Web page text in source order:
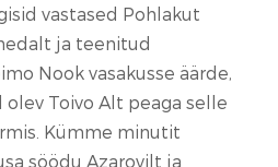
vastased Pohlakut
ja teenitud
Nook vasakusse äärde,
Toivo Alt peaga selle
Kümme minutit
söödu Azarovilt ja